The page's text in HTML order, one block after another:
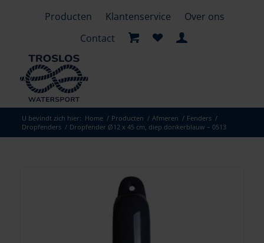
Producten Klantenservice
Over ons
Contact
U bevindt zich hier: Home / Producten / Afmeren / Fenders /
Dropfenders / Dropfender Ø12 x 45 cm, diep donkerblauw – 0513